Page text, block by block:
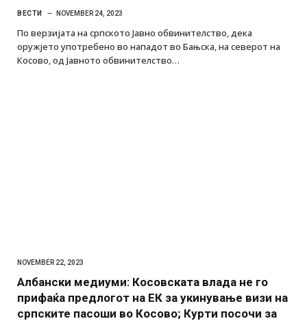
ВЕСТИ NOVEMBER 24, 2023
По верзијата на српското Јавно обвинителство, дека
оружјето употребено во нападот во Бањска, на северот на
Косово, од Јавното обвинителство…
NOVEMBER 22, 2023
Албански медиуми: Косовската влада не го
прифаќа предлогот на ЕК за укинување визи на
српските пасоши во Косово; Курти посочи за